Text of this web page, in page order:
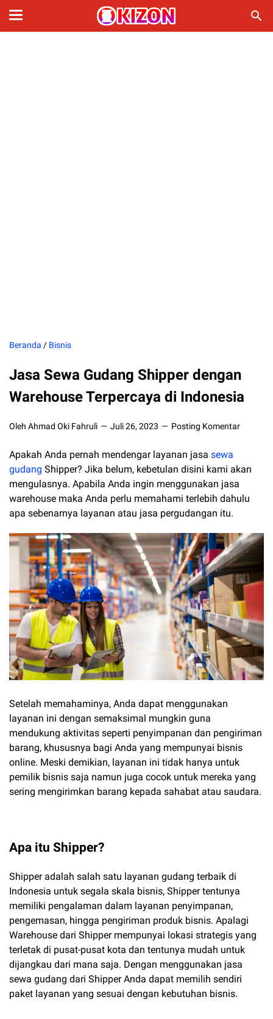
Beranda / Bisnis
Jasa Sewa Gudang Shipper dengan
Warehouse Terpercaya di Indonesia
Oleh Ahmad Oki Fahruli Juli 26, 2023 Posting Komentar
Apakah Anda pernah mendengar layanan jasa sewa
gudang Shipper? Jika belum, kebetulan disini kami akan
mengulasnya. Apabila Anda ingin menggunakan jasa
warehouse maka Anda perlu memahami terlebih dahulu
apa sebenarnya layanan atau jasa pergudangan itu.
Setelah memahaminya, Anda dapat menggunakan
layanan ini dengan semaksimal mungkin guna
mendukung aktivitas seperti penyimpanan dan pengiriman
barang, khususnya bagi Anda yang mempunyai bisnis
online. Meski demikian, layanan ini tidak hanya untuk
pemilik bisnis saja namun juga cocok untuk mereka yang
sering mengirimkan barang kepada sahabat atau saudara.
Apa itu Shipper?
Shipper adalah salah satu layanan gudang terbaik di
Indonesia untuk segala skala bisnis, ⁣⁣⁣⁣⁣⁣⁣⁣Shipper tentunya
memiliki pengalaman dalam layanan penyimpanan,
pengemasan, hingga pengiriman produk bisnis. Apalagi
Warehouse dari Shipper mempunyai lokasi strategis yang
terletak di pusat-pusat kota dan tentunya mudah untuk
dijangkau dari mana saja. Dengan menggunakan jasa
sewa gudang dari Shipper Anda dapat memilih sendiri
paket layanan yang sesuai dengan kebutuhan bisnis.